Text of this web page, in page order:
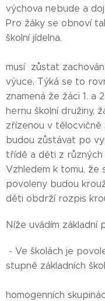
výchova nebude a
Pro žáky se obnoví
Ve
musí zůstat
výuce. Týká se to
znamená že žáci 1. a
hernu školní družiny,
zřízenou v tělocvičně
budou zůstávat po
třídě a děti z
Vzhledem k tomu, že
povoleny budou
děti obdrží rozpis
Níže uvádím základní
- Ve školách je
stupně
-
homogenních